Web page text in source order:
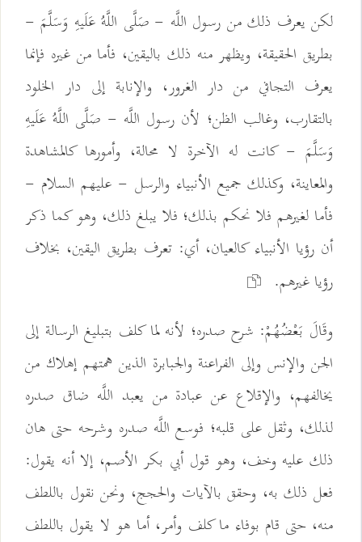
لكن يعرف ذلك من رسول اللَّه - صَلَّى اللَّهُ عَلَيهِ وَسَلَّمَ -
بطريق الحقيقة، ويظهر منه ذلك باليقين، فأما من غيره فإنما
يعرف التجافي من دار الغرور، والإنابة إلى دار الخلود
بالتقارب، وغالب الظن؛ لأن رسول اللَّه - صَلَّى اللَّهُ عَلَيهِ
وَسَلَّمَ - كانت له الآخرة لا محالة، وأمورها كالمشاهدة
والمعاينة، وكذلك جميع الأنبياء والرسل - عليهم السلام -
فأما لغيرهم فلا نحكم بذلك؛ فلا يبلغ ذلك، وهو كما ذكر
أن رؤيا الأنبياء كالعيان، أي: تعرف بطريق اليقين، بخلاف
رؤيا غيرهم.
وقَالَ بَعْضُهُمْ: شرح صدره؛ لأنه لما كلف بتبليغ الرسالة إلى
الجن والإنس وإلى الفراعنة والجبابرة الذين همتهم إهلاك من
يخالفهم، والإقلاع عن عبادة من يعبد اللَّه ضاق صدره
لذلك، وثقل على قلبه؛ فوسع اللَّه صدره وشرحه حتى هان
ذلك عليه وخف، وهو قول أبي بكر الأصم، إلا أنه يقول:
فعل ذلك به، وحقق بالآيات والحجج، ونحن نقول باللطف
منه، حتى قام بوفاء ما كلف وأمر، أما هو لا يقول باللطف